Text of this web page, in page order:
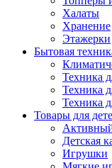
Халаты
Хранение
Этажерки
Бытовая
Техника
Техника
Техника
Товары для
Детская
Игрушки